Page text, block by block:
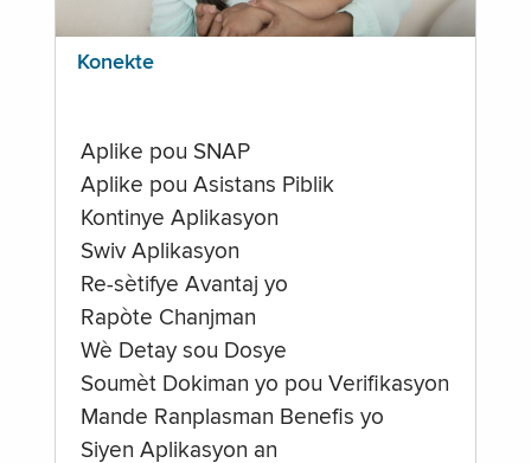
Konekte
Aplike pou SNAP
Aplike pou Asistans Piblik
Kontinye Aplikasyon
Swiv Aplikasyon
Re-sètifye Avantaj yo
Rapòte Chanjman
Wè Detay sou Dosye
Soumèt Dokiman yo pou Verifikasyon
Mande Ranplasman Benefis yo
Siyen Aplikasyon an